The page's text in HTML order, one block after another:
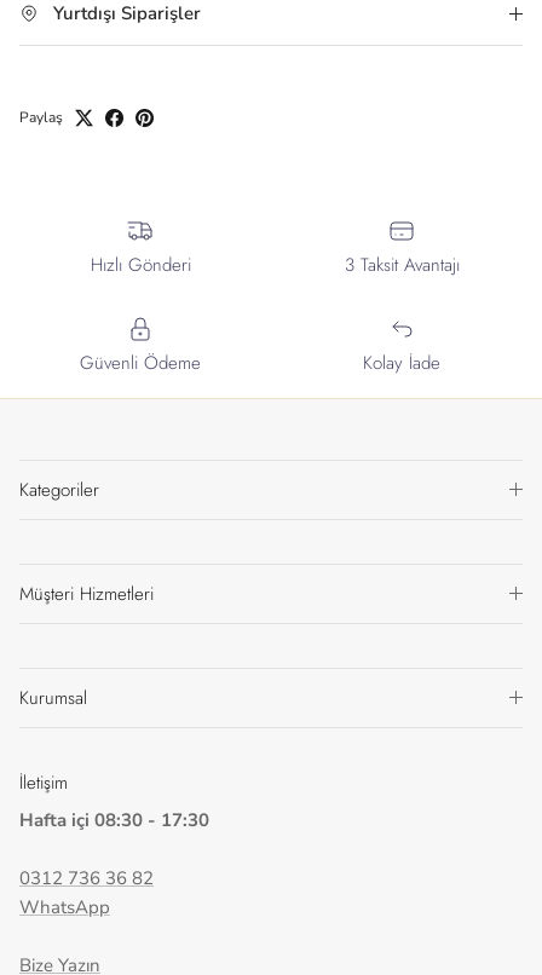
Yurtdışı Siparişler
Paylaş
Hızlı Gönderi 3 Taksit Avantajı
Güvenli Ödeme Kolay İade
Kategoriler
Müşteri Hizmetleri
Kurumsal
İletişim
Hafta içi 08:30 - 17:30
0312 736 36 82
WhatsApp
Bize Yazın